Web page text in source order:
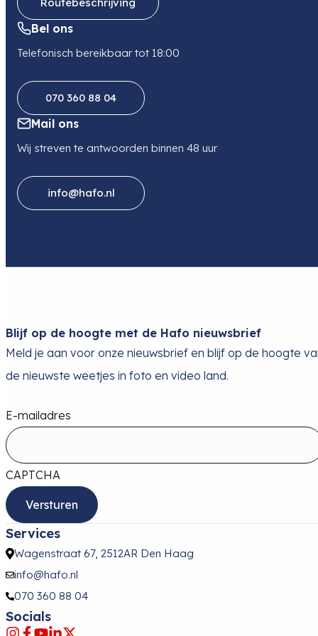
Bel ons
Telefonisch bereikbaar tot 18:00
070 360 88 04
Mail ons
Wij streven te antwoorden binnen 48 uur
info@hafo.nl
Blijf op de hoogte met de Hafo nieuwsbrief
Meld je aan voor onze nieuwsbrief en blijf op de hoogte
de nieuwste weetjes in foto en video land.
E-mailadres
CAPTCHA
Services
Wagenstraat 67, 2512AR Den Haag
info@hafo.nl
070 360 88 04
Socials